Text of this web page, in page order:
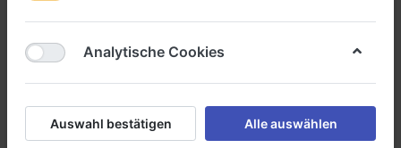
Analytische Cookies
Auswahl bestätigen Alle auswählen